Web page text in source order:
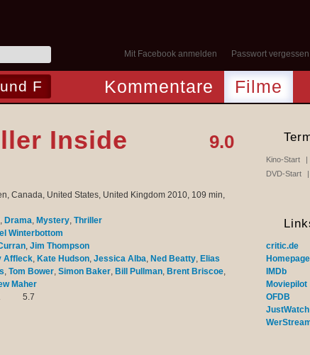
Mit Facebook anmelden Passwort vergessen
Kommentare Filme
9.0
Inside
Canada, United States, United Kingdom 2010, 109 min,
, Drama, Mystery, Thriller
Winterbottom
, Jim Thompson
Affleck, Kate Hudson, Jessica Alba, Ned Beatty, Elias
, Tom Bower, Simon Baker, Bill Pullman, Brent Briscoe,
Maher
5.7
Kino-Start
DVD-Start
critic.de
Homepage
IMDb
Moviepilot
OFDB
JustWatch